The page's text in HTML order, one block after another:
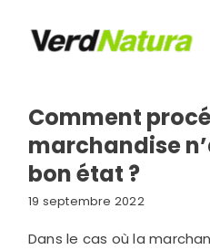
content
Je veux
Comment
marchandise
bon état ?
19 septembre 2022
Dans le cas où la